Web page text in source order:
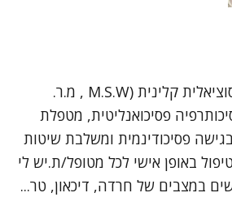
שמי מור, אני עובדת סוציאלית קלינית (M.S.W , מ.ר.
פסיכואנליטית, מטפלת
ומעלה) בגישה פסיכודינמית ומשלבת שיטות
באופן אישי לכל מטופל/ת.יש לי
במצבים של חרדה, דיכאון, טר...